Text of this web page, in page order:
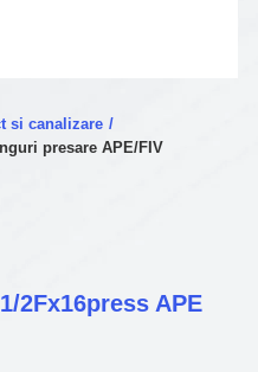
si canalizare
presare APE/FIV
2Fx16press APE